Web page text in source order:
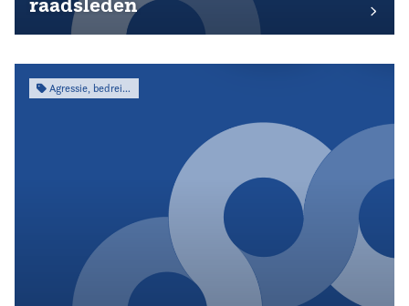
Agressie, bedreiging & intimidatie